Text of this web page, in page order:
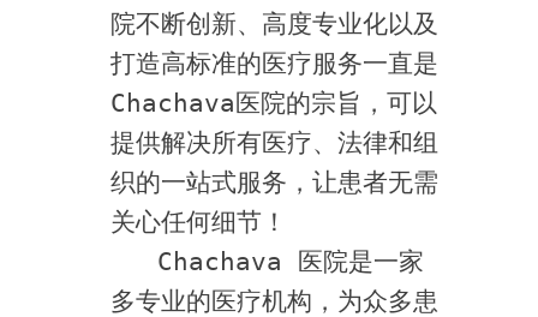
院不断创新、高度专业化以及
打造高标准的医疗服务一直是
Chachava医院的宗旨，可以
提供解决所有医疗、法律和组
织的一站式服务，让患者无需
关心任何细节！
多专业的医疗机构，为众多患